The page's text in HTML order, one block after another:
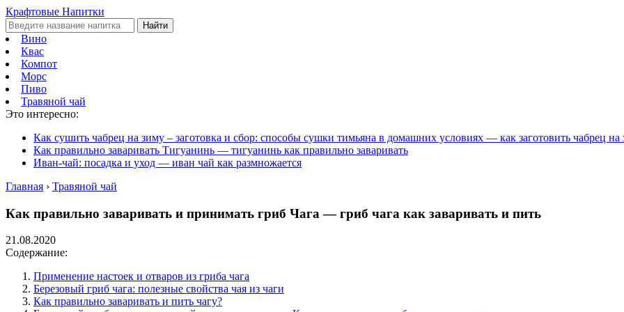
Крафтовые Напитки
Найти
Вино
Квас
Компот
Морс
Пиво
Травяной чай
Это интересно:
Как сушить чабрец на зиму – заготовка и сбор: способы сушки тимьяна в домашних условиях — как заготовить чабрец на
Как правильно заваривать Тигуанинь — тигуанинь как правильно заваривать
Иван-чай: посадка и уход — иван чай как размножается
Главная › Травяной чай
Как правильно заваривать и принимать гриб Чага — гриб чага как заваривать и пить
21.08.2020
Содержание:
Применение настоек и отваров из гриба чага
Березовый гриб чага: полезные свойства чая из чаги
Как правильно заваривать и пить чагу?